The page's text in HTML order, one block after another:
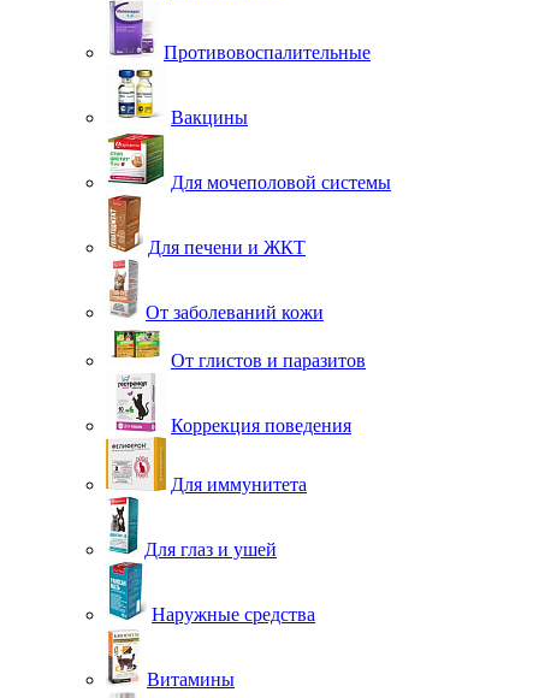
Противовоспалительные
Вакцины
Для мочеполовой системы
Для печени и ЖКТ
От заболеваний кожи
От глистов и паразитов
Коррекция поведения
Для иммунитета
Для глаз и ушей
Наружные средства
Витамины